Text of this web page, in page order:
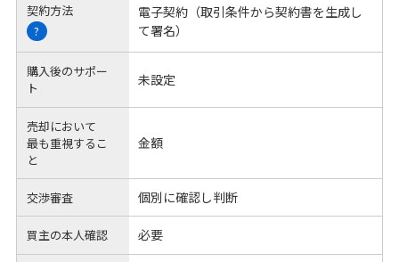
契約方法
?
電子契約（取引条件から契約書を生成し
て署名）
購入後のサポー
ト
未設定
売却において
最も重視するこ
と
金額
交渉審査 個別に確認し判断
買主の本人確認 必要